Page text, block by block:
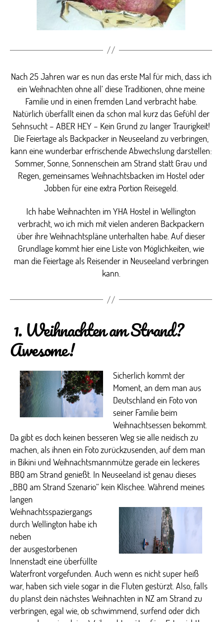
Nach 25 Jahren war es nun das erste Mal für mich, dass ich
ein Weihnachten ohne all‘ diese Traditionen, ohne meine
Familie und in einen fremden Land verbracht habe.
Natürlich überfallt einen da schon mal kurz das Gefühl der
Sehnsucht – ABER HEY – Kein Grund zu langer Traurigkeit!
Die Feiertage als Backpacker in Neuseeland zu verbringen,
kann eine wunderbar erfrischende Abwechslung darstellen:
Sommer, Sonne, Sonnenschein am Strand statt Grau und
Regen, gemeinsames Weihnachtsbacken im Hostel oder
Jobben für eine extra Portion Reisegeld.
Ich habe Weihnachten im YHA Hostel in Wellington
verbracht, wo ich mich mit vielen anderen Backpackern
über ihre Weihnachtspläne unterhalten habe. Auf dieser
Grundlage kommt hier eine Liste von Möglichkeiten, wie
man die Feiertage als Reisender in Neuseeland verbringen
kann.
1. Weihnachten am Strand?
Awesome!
Sicherlich kommt der
Moment, an dem man aus
Deutschland ein Foto von
seiner Familie beim
Weihnachtsessen bekommt.
Da gibt es doch keinen besseren Weg sie alle neidisch zu
machen, als ihnen ein Foto zurückzusenden, auf dem man
in Bikini und Weihnachtsmannmütze gerade ein leckeres
BBQ am Strand genießt. In Neuseeland ist genau dieses
„BBQ am Strand Szenario“ kein Klischee. Während meines
langen
Weihnachtsspaziergangs
durch Wellington habe ich
neben
der ausgestorbenen
Innenstadt eine überfüllte
Waterfront vorgefunden. Auch wenn es nicht super heiß
war, haben sich viele sogar in die Fluten gestürzt. Also, falls
du planst dein nächstes Weihnachten in NZ am Strand zu
verbringen, egal wie, ob schwimmend, surfend oder dich